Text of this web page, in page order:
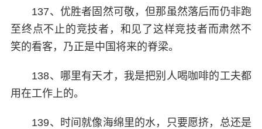
137、优胜者固然可敬，但那虽然落后而仍非跑
至终点不止的竞技者，和见了这样竞技者而肃然不
笑的看客，乃正是中国将来的脊梁。
138、哪里有天才，我是把别人喝咖啡的工夫都
用在工作上的。
139、时间就像海绵里的水，只要愿挤，总还是